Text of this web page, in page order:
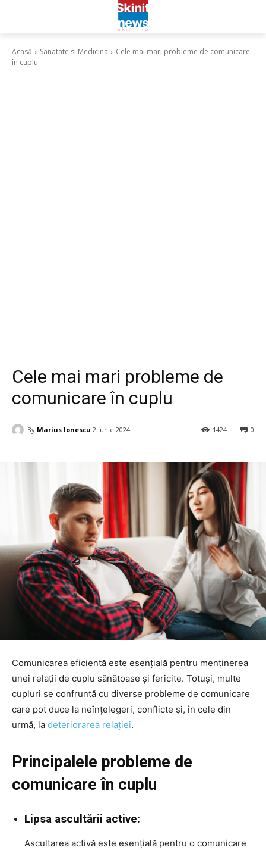
Acasă Sanatate si Medicina
Cele mai mari probleme de comunicare
în cuplu
Cele mai mari probleme de
comunicare în cuplu
By Marius Ionescu 2 iunie 2024 0
1424
Comunicarea eficientă este esențială pentru menținerea
unei relații de cuplu sănătoase și fericite. Totuși, multe
cupluri se confruntă cu diverse probleme de comunicare
care pot duce la neînțelegeri, conflicte și, în cele din
urmă, la deteriorarea relației.
Principalele probleme de
comunicare în cuplu
Lipsa ascultării active:
Ascultarea activă este esențială pentru o comunicare